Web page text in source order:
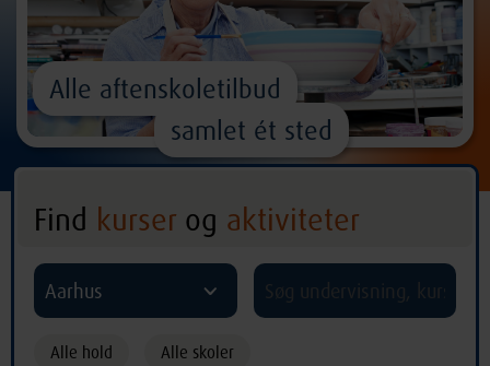
Alle aftenskoletilbud
samlet ét sted
Find kurser og aktiviteter
Aarhus ^
Alle hold Alle skoler